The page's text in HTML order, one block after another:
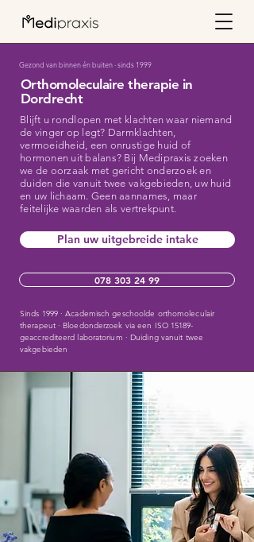
Gezond van binnen én buiten·sinds 1999
Orthomoleculaire therapie in
Dordrecht
Blijft u rondlopen met klachten waar niemand
de vinger op legt? Darmklachten,
vermoeidheid, een onrustige huid of
hormonen uit balans? Bij Medipraxis zoeken
we de oorzaak met gericht onderzoek en
duiden die vanuit twee vakgebieden, uw huid
en uw lichaam. Geen aannames, maar
feitelijke waarden als vertrekpunt.
Plan uw uitgebreide intake
078 303 24 99
Sinds 1999 · Academisch geschoolde orthomoleculair
therapeut · Bloedonderzoek via een ISO 15189-
geaccrediteerd laboratorium · Duiding vanuit twee
vakgebieden